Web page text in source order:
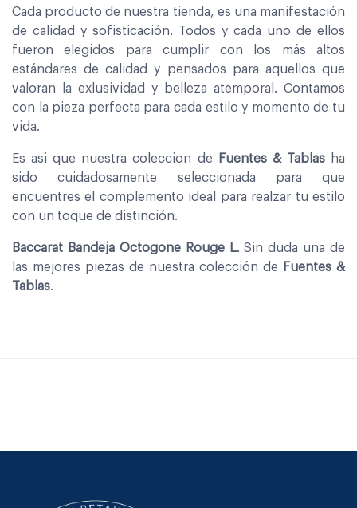
Cada producto de nuestra tienda, es una manifestación
de calidad y sofisticación. Todos y cada uno de ellos
fueron elegidos para cumplir con los más altos
estándares de calidad y pensados para aquellos que
valoran la exlusividad y belleza atemporal. Contamos
con la pieza perfecta para cada estilo y momento de tu
vida.
Es asi que nuestra coleccion de Fuentes & Tablasha
sido cuidadosamente seleccionada para que
encuentres el complemento ideal para realzar tu estilo
con un toque de distinción.
Baccarat Bandeja Octogone Rouge L. Sin duda una de
las mejores piezas de nuestra colección de
Fuentes &
Tablas.